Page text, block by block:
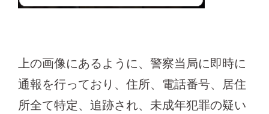
上の画像にあるように、警察当局に即時に
通報を行っており、住所、電話番号、居住
所全て特定、追跡され、未成年犯罪の疑い